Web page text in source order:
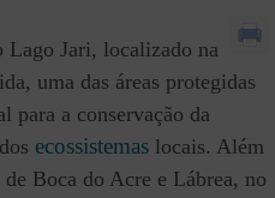
Lago Jari, localizado na
uma das áreas protegidas
para a conservação da
ecossistemas locais. Além
Boca do Acre e Lábrea, no